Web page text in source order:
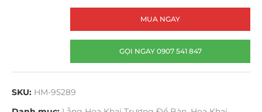
MUA NGAY
GỌI NGAY 0907 541 847
SKU: HM-95289